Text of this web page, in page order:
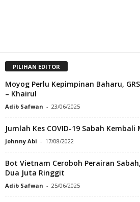
PILIHAN EDITOR
Moyog Perlu Kepimpinan Baharu,
– Khairul
Adib Safwan - 23/06/2025
Jumlah Kes COVID-19 Sabah Kembali
Johnny Abi - 17/08/2022
Bot Vietnam Ceroboh Perairan
Dua Juta Ringgit
Adib Safwan - 25/06/2025